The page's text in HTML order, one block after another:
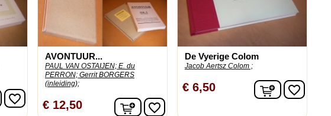
In winkelwagen
favorite_border
AVONTUUR...
PAUL VAN OSTAIJEN; E. du
PERRON; Gerrit BORGERS
(inleiding);
€ 12,50 In winkelwagen
favorite_border
De Vyerige Colom
Jacob Aertsz Colom ;
€ 6,50 Infavorite_border